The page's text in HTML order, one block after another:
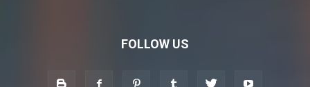
FOLLOW US